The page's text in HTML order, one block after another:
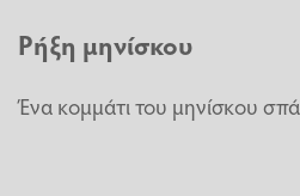
Ρήξη μηνίσκου
Ένα κομμάτι του μηνίσκου